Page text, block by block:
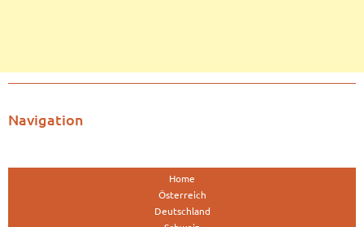
Navigation
Home
Österreich
Deutschland